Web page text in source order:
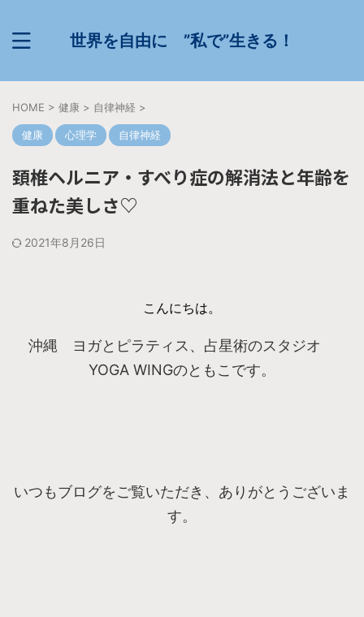
世界を自由に ”私で”生きる！
HOME > 健康 > 自律神経 >
健康 心理学 自律神経
頚椎ヘルニア・すべり症の解消法と年齢を
重ねた美しさ♡
2021年8月26日
こんにちは。
沖縄 ヨガとピラティス、占星術のスタジオ
YOGA WINGのともこです。
いつもブログをご覧いただき、ありがとうございま
す。